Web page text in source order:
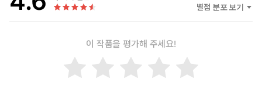
별점 분포 보기
이 작품을 평가해 주세요!